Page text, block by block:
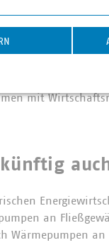
der VKU-
mit
an
Wärmepumpen